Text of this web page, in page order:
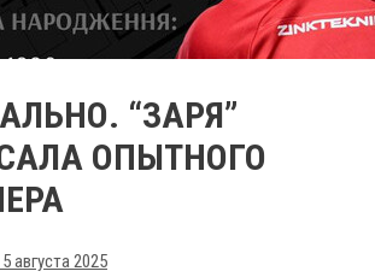
“ЗАРЯ”
ОПЫТНОГО
августа 2025